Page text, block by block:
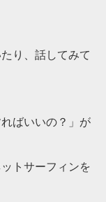
り、話してみて
ばいいの？」が
トサーフィンを